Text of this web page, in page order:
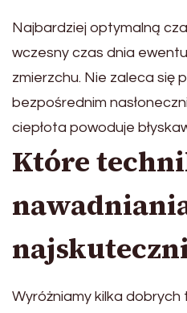
Najbardziej optymalną
wczesny czas dnia
zmierzchu. Nie zaleca się
bezpośrednim
ciepłota powoduje
Które
Wyróżniamy kilka